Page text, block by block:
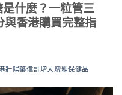
什麼？一粒管三
與香港購買完整指
壯陽藥偉哥增大增粗保健品